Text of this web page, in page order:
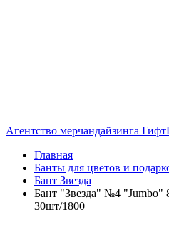
Агентство мерчандайзинга
Главная
Банты для цветов и
Бант Звезда
Бант "Звезда" №4 "Jumbo"
30шт/1800